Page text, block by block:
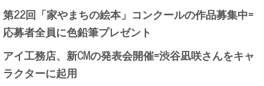
第22回「家やまちの絵本」コンクールの作品募集中=
応募者全員に色鉛筆プレゼント
アイ工務店、新CMの発表会開催=渋谷凪咲さんをキャ
ラクターに起用